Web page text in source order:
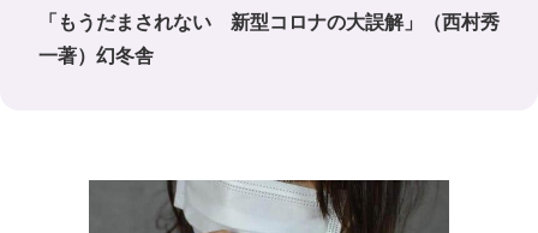
「もうだまされない 新型コロナの大誤解」（西村秀
一著）幻冬舎